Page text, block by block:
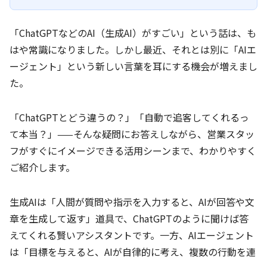
「ChatGPTなどのAI（生成AI）がすごい」という話は、も
はや常識になりました。しかし最近、それとは別に「AIエ
ージェント」という新しい言葉を耳にする機会が増えまし
た。
「ChatGPTとどう違うの？」「自動で追客してくれるっ
て本当？」——そんな疑問にお答えしながら、営業スタッ
フがすぐにイメージできる活用シーンまで、わかりやすく
ご紹介します。
生成AIは「人間が質問や指示を入力すると、AIが回答や文
章を生成して返す」道具で、ChatGPTのように聞けば答
えてくれる賢いアシスタントです。一方、AIエージェント
は「目標を与えると、AIが自律的に考え、複数の行動を連